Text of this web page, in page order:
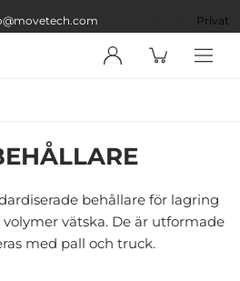
Privat
behållare för lagring
vätska. De är utformade
med pall och truck.
Välj hur du vill
handla:
Företag